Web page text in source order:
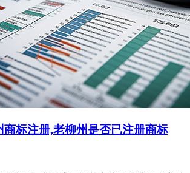
商标注册,老柳州是否已注册商标